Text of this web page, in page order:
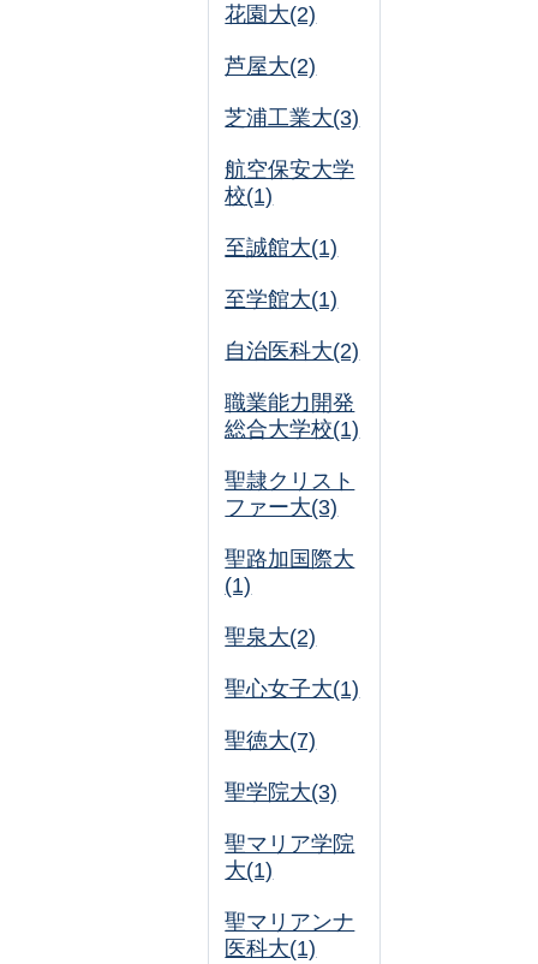
花園大(2)
芦屋大(2)
芝浦工業大(3)
航空保安大学
校(1)
至誠館大(1)
至学館大(1)
自治医科大(2)
職業能力開発
総合大学校(1)
聖隷クリスト
ファー大(3)
聖路加国際大
(1)
聖泉大(2)
聖心女子大(1)
聖徳大(7)
聖学院大(3)
聖マリア学院
大(1)
聖マリアンナ
医科大(1)